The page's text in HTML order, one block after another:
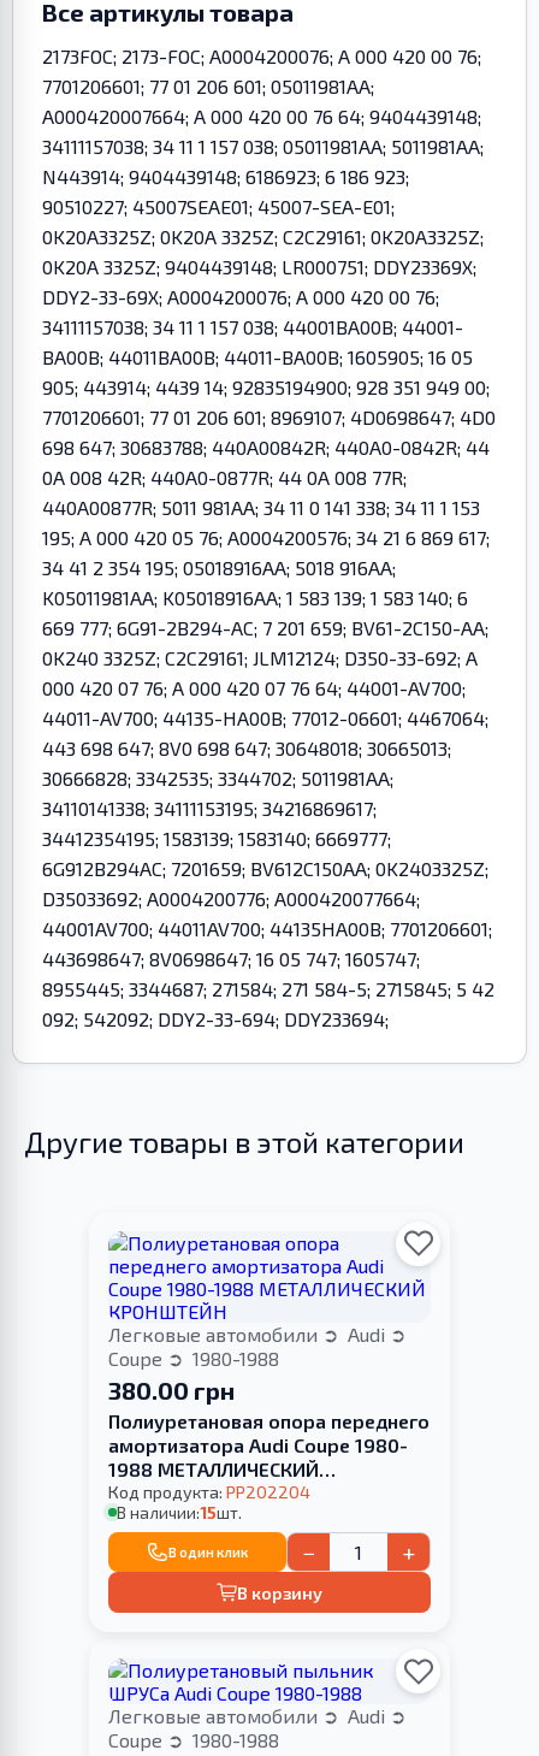
Все артикулы товара
2173FOC; 2173-FOC; A0004200076; A 000 420 00 76;
7701206601; 77 01 206 601; 05011981AA;
A000420007664; A 000 420 00 76 64; 9404439148;
34111157038; 34 11 1 157 038; 05011981AA; 5011981AA;
N443914; 9404439148; 6186923; 6 186 923;
90510227; 45007SEAE01; 45007-SEA-E01;
0K20A3325Z; 0K20A 3325Z; C2C29161; 0K20A3325Z;
0K20A 3325Z; 9404439148; LR000751; DDY23369X;
DDY2-33-69X; A0004200076; A 000 420 00 76;
34111157038; 34 11 1 157 038; 44001BA00B; 44001-
BA00B; 44011BA00B; 44011-BA00B; 1605905; 16 05
905; 443914; 4439 14; 92835194900; 928 351 949 00;
7701206601; 77 01 206 601; 8969107; 4D0698647; 4D0
698 647; 30683788; 440A00842R; 440A0-0842R; 44
0A 008 42R; 440A0-0877R; 44 0A 008 77R;
440A00877R; 5011 981AA; 34 11 0 141 338; 34 11 1 153
195; A 000 420 05 76; A0004200576; 34 21 6 869 617;
34 41 2 354 195; 05018916AA; 5018 916AA;
K05011981AA; K05018916AA; 1 583 139; 1 583 140; 6
669 777; 6G91-2B294-AC; 7 201 659; BV61-2C150-AA;
0K240 3325Z; C2C29161; JLM12124; D350-33-692; A
000 420 07 76; A 000 420 07 76 64; 44001-AV700;
44011-AV700; 44135-HA00B; 77012-06601; 4467064;
443 698 647; 8V0 698 647; 30648018; 30665013;
30666828; 3342535; 3344702; 5011981AA;
34110141338; 34111153195; 34216869617;
34412354195; 1583139; 1583140; 6669777;
6G912B294AC; 7201659; BV612C150AA; 0K2403325Z;
D35033692; A0004200776; A000420077664;
44001AV700; 44011AV700; 44135HA00B; 7701206601;
443698647; 8V0698647; 16 05 747; 1605747;
8955445; 3344687; 271584; 271 584-5; 2715845; 5 42
092; 542092; DDY2-33-694; DDY233694;
Другие товары в этой категории
Легковые автомобили
Audi
Coupe
1980-1988
380.00 грн
Полиуретановая опора переднего
амортизатора Audi Coupe 1980-
1988 МЕТАЛЛИЧЕСКИЙ
КРОНШТЕЙН
Код продукта: PP202204
В наличии:15шт.
В один клик − +
В корзину
Легковые автомобили
Audi
Coupe
1980-1988